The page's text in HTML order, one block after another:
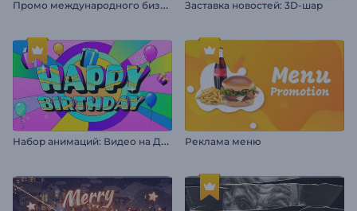
П
ромо международного бизнес-мероприятия Заставка новостей: 3D-шар
Н
абор анимаций: Видео на День Рождения Реклама меню